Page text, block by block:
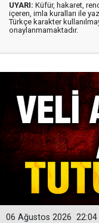
UYARI: Küfür, hakaret,
içeren, imla kuralları ile
Türkçe karakter
onaylanmamaktadır.
22:04
06 Ağustos 2026